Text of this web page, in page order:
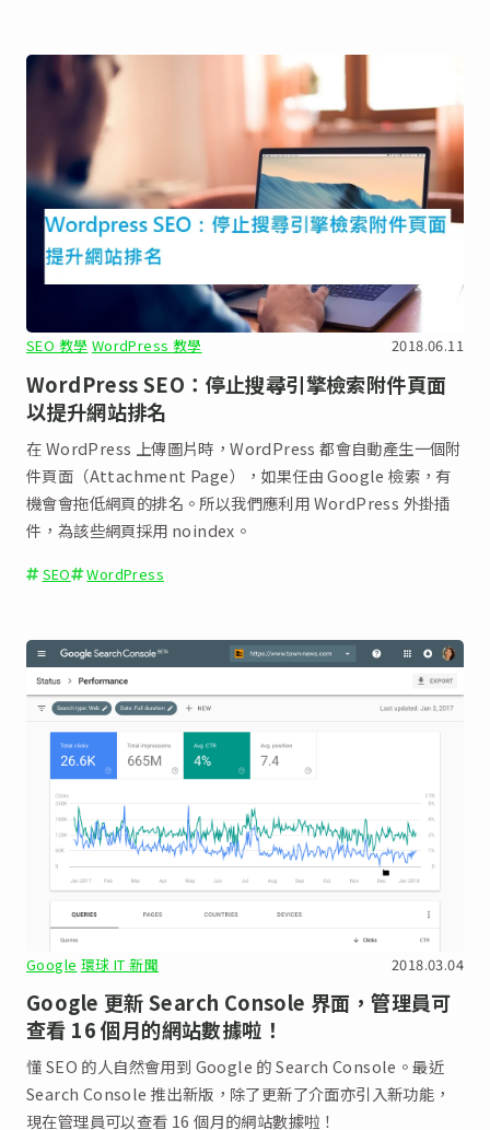
SEO 教學 WordPress 教學 2018.06.11
WordPress SEO：停止搜尋引擎檢索附件頁面
以提升網站排名
在 WordPress 上傳圖片時，WordPress 都會自動產生一個附
件頁面（Attachment Page），如果任由 Google 檢索，有
機會會拖低網頁的排名。所以我們應利用 WordPress 外掛插
件，為該些網頁採用 noindex。
SEO WordPress
Google 環球 IT 新聞 2018.03.04
Google 更新 Search Console 界面，管理員可
查看 16 個月的網站數據啦！
懂 SEO 的人自然會用到 Google 的 Search Console。最近
Search Console 推出新版，除了更新了介面亦引入新功能，
現在管理員可以查看 16 個月的網站數據啦！